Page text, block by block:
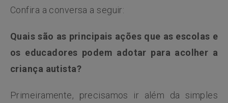
Confira a conversa a seguir:
Quais são as principais ações que as escolas e
os educadores podem adotar para acolher a
criança autista?
Primeiramente, precisamos ir além da simples